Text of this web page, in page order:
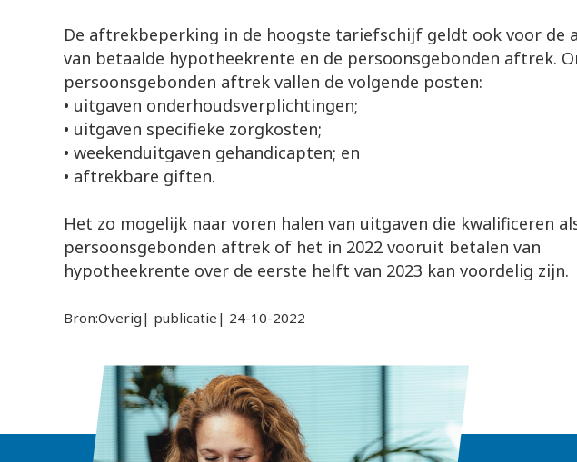
De aftrekbeperking in de hoogste tariefschijf geldt ook voor de
van betaalde hypotheekrente en de persoonsgebonden aftrek.
persoonsgebonden aftrek vallen de volgende posten:
• uitgaven onderhoudsverplichtingen;
• uitgaven specifieke zorgkosten;
• weekenduitgaven gehandicapten; en
• aftrekbare giften.
Het zo mogelijk naar voren halen van uitgaven die kwalificeren
persoonsgebonden aftrek of het in 2022 vooruit betalen van
hypotheekrente over de eerste helft van 2023 kan voordelig zijn.
Bron:Overig| publicatie| 24-10-2022